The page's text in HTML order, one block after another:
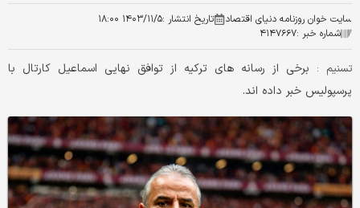
سایت خوان روزنامه دنیای اقتصاد تاریخ انتشار :۱۴۰۳/۱۱/۵ ۱۸:۰۰
شماره خبر :۴۱۴۷۶۶۷
تسنیم : برخی از رسانه های ترکیه از توافق نهایی اسماعیل کارتال با
پرسپولیس خبر داده اند.